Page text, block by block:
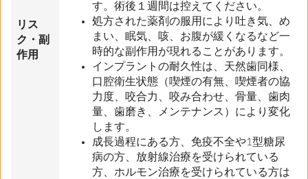
リス
ク・副
作用
す。術後１週間は控えてください。
処方された薬剤の服用により吐き気、め
まい、眠気、咳、お腹が緩くなるなど一
時的な副作用が現れることがあります。
インプラントの耐久性は、天然歯同様、
口腔衛生状態（喫煙の有無、喫煙者の協
力度、咬合力、咬み合わせ、骨量、歯肉
量、歯磨き、メンテナンス）により変化
します。
成長過程にある方、免疫不全や1型糖尿
病の方、放射線治療を受けられている
方、ホルモン治療を受けられている方は